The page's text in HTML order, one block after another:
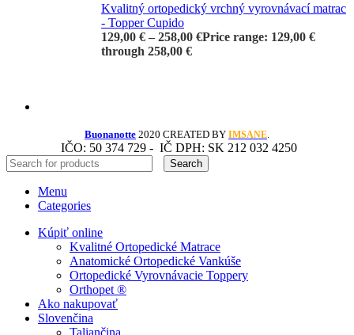
Kvalitný ortopedický vrchný vyrovnávací matrac
- Topper Cupido
129,00 € – 258,00 €Price range: 129,00 €
through 258,00 €
Buonanotte 2020 CREATED BY IMSANE
IČO: 50 374 729 - IČ DPH: SK 212 032 4250
Search
Menu
Categories
Kúpiť online
Kvalitné Ortopedické Matrace
Anatomické Ortopedické Vankúše
Ortopedické Vyrovnávacie Toppery
Orthopet ®
Ako nakupovať
Slovenčina
Taliančina